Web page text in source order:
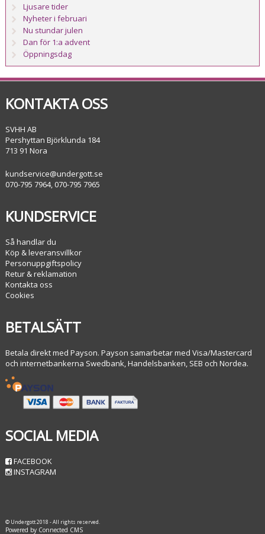
Ljusare tider
Nyheter i februari
Nu stundar julen
Dan för 1:a advent
Öppningsdag
KONTAKTA OSS
SVHH AB
Pershyttan Björklunda 184
713 91 Nora
kundservice@undergott.se
070-795 7964, 070-795 7965
KUNDSERVICE
Så handlar du
Köp & leveransvillkor
Personuppgiftspolicy
Retur & reklamation
Kontakta oss
Cookies
BETALSÄTT
Betala direkt med Payson. Payson samarbetar med Visa/Mastercard
och internetbankerna Swedbank, Handelsbanken, SEB och Nordea.
SOCIAL MEDIA
FACEBOOK
INSTAGRAM
© Undergott 2018 - All rights reserved.
Powered by Connected CMS